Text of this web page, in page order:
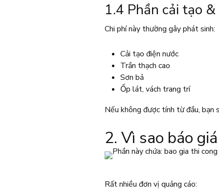
1.4 Phần cải tạo
Chi phí này thường gây phát sinh:
Cải tạo điện nước
Trần thạch cao
Sơn bả
Ốp lát, vách trang trí
Nếu không được tính từ đầu, bạn
2. Vì sao báo
Rất nhiều đơn vị quảng cáo: